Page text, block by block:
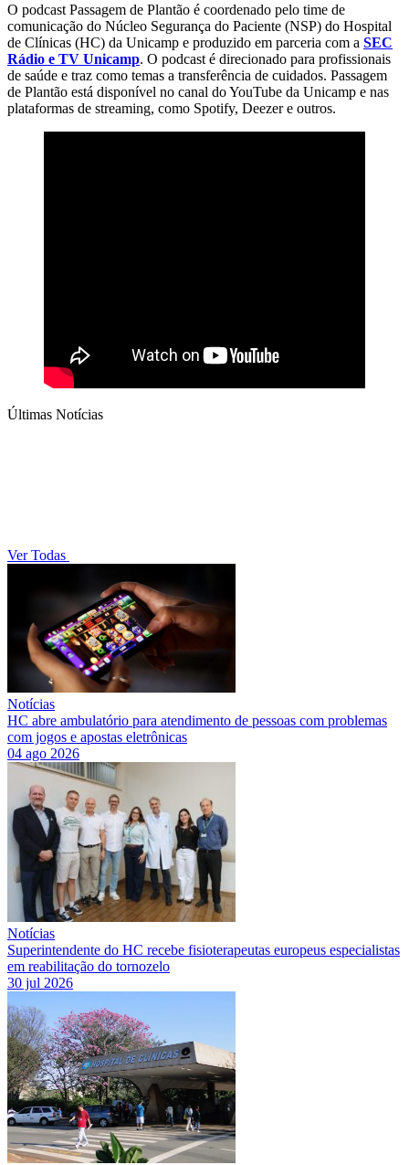
O podcast Passagem de Plantão é coordenado pelo time de
comunicação do Núcleo Segurança do Paciente (NSP) do Hospital
de Clínicas (HC) da Unicamp e produzido em parceria com a SEC
Rádio e TV Unicamp. O podcast é direcionado para profissionais
de saúde e traz como temas a transferência de cuidados. Passagem
de Plantão está disponível no canal do YouTube da Unicamp e nas
plataformas de streaming, como Spotify, Deezer e outros.
Últimas Notícias
Ver Todas
Notícias
HC abre ambulatório para atendimento de pessoas com problemas
com jogos e apostas eletrônicas
04 ago 2026
Notícias
Superintendente do HC recebe fisioterapeutas europeus especialistas
em reabilitação do tornozelo
30 jul 2026